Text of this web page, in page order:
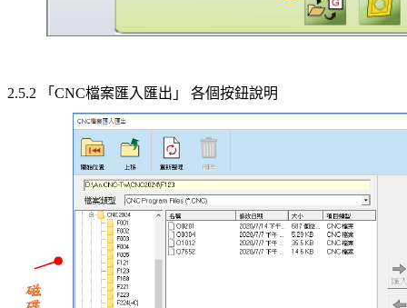
2.5.2 「CNC檔案匯入匯出」 各個按鈕說明